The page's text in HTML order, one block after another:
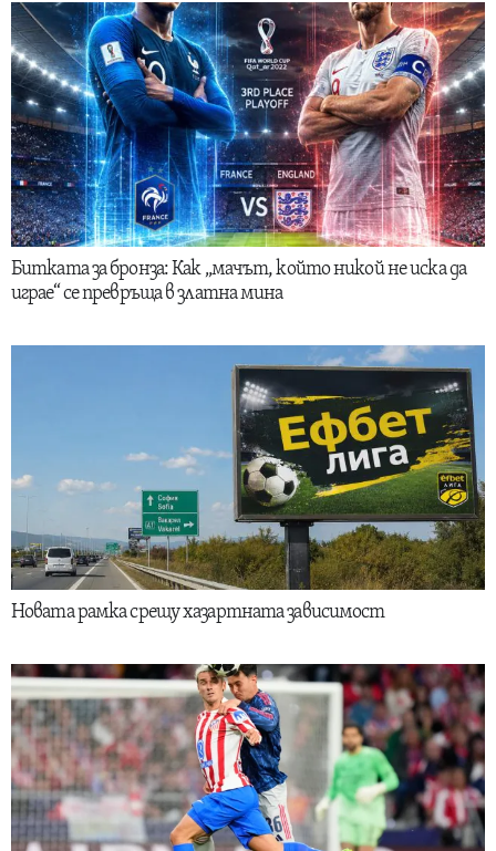
Битката за бронза: Как „мачът, който никой не иска да
играе“ се превръща в златна мина
Новата рамка срещу хазартната зависимост